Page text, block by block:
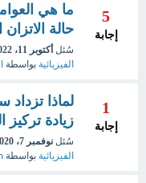
5
إجابة
ما هي
حالة الاتزان
سُئل أكتوبر 11، 2022
الفيزيائية بواسطة
1
إجابة
لماذا تزداد
زيادة تركيز
سُئل نوفمبر 7، 2020
الفيزيائية بواسطة